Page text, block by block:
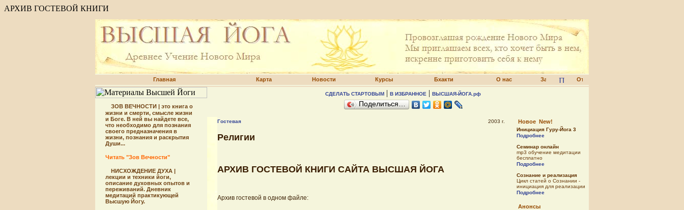
АРХИВ ГОСТЕВОЙ КНИГИ
Главная Карта Новости Курсы Бхакти О нас
ЗОВ ВЕЧНОСТИ | это книга о
жизни и смерти, смысле жизни
и Боге. В ней вы найдете все,
что необходимо для познания
своего предназначения в
жизни, познания и раскрытия
Души...
Читать "Зов Вечности"
НИСХОЖДЕНИЕ ДУХА |
лекции и техники йоги,
описание духовных опытов и
переживаний. Дневник
медитаций практикующей
Высшую Йогу.
СДЕЛАТЬ СТАРТОВЫМ | В ИЗБРАННОЕ | ВЫСШАЯ-ЙОГА.рф
Поделиться…
Гостевая 2003 г.
Религии
АРХИВ ГОСТЕВОЙ КНИГИ САЙТА ВЫСШАЯ ЙОГА
Архив гостевой в одном файле:
Новое New!
Инициация Гуру-Йога 3
Подробнее
Семинар онлайн
mp3 обучение медитации
бесплатно
Подробнее
Сознание и реализация
Цикл статей о Сознании -
инициация для реализации
Подробнее
Анонсы